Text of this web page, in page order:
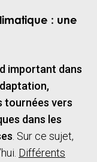
: une
important dans
tournées vers
dans les
. Sur ce sujet,
Différents